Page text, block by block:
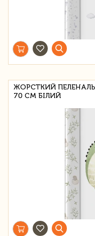
ЖОРСТКИЙ
70 СМ БІЛИЙ